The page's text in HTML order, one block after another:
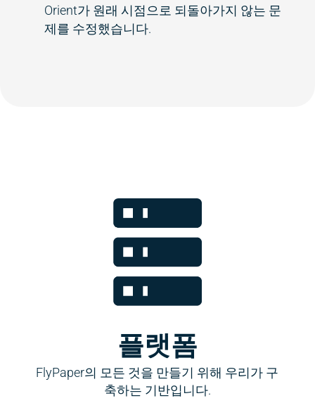
Orient가 원래 시점으로 되돌아가지 않는 문
제를 수정했습니다.
플랫폼
FlyPaper의 모든 것을 만들기 위해 우리가 구
축하는 기반입니다.